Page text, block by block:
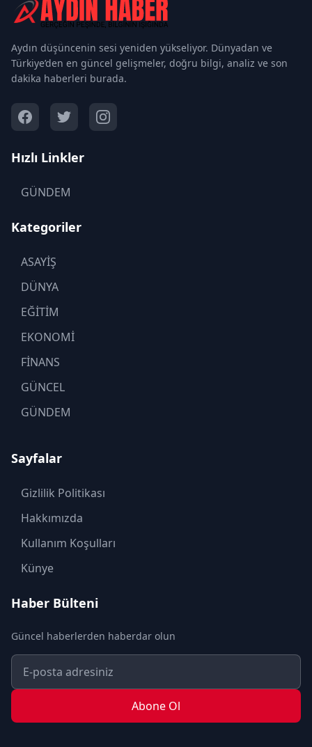
Aydın düşüncenin sesi yeniden yükseliyor. Dünyadan ve
Türkiye’den en güncel gelişmeler, doğru bilgi, analiz ve son
dakika haberleri burada.
Hızlı Linkler
GÜNDEM
Kategoriler
ASAYİŞ
DÜNYA
EĞİTİM
EKONOMİ
FİNANS
GÜNCEL
GÜNDEM
KÜLTÜR SANAT
MAGAZİN
MODA
OTOMOBİL
POLİTİKA
SON DAKİKA
SPOR
TURİZM
Sayfalar
Gizlilik Politikası
Hakkımızda
Kullanım Koşulları
Künye
Haber Bülteni
Güncel haberlerden haberdar olun
Abone Ol